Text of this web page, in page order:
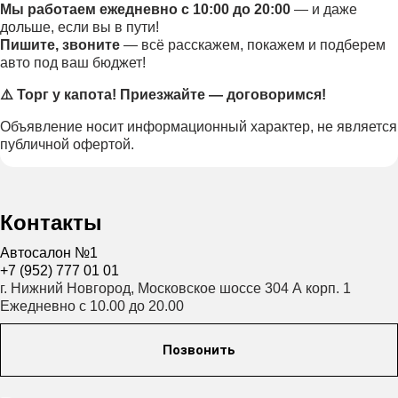
Мы работаем ежедневно с 10:00 до 20:00 — и даже
дольше, если вы в пути!
Пишите, звоните — всё расскажем, покажем и подберем
авто под ваш бюджет!
⚠️ Торг у капота! Приезжайте — договоримся!
Объявление носит информационный характер, не является
публичной офертой.
Контакты
Автосалон №1
+7 (952) 777 01 01
г. Нижний Новгород, Московское шоссе 304 А корп. 1
Ежедневно с 10.00 до 20.00
Позвонить